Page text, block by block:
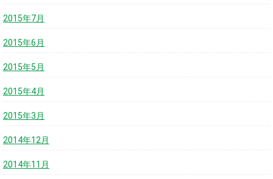
2015年7月
2015年6月
2015年5月
2015年4月
2015年3月
2014年12月
2014年11月